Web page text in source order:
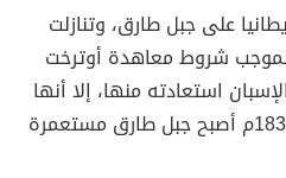
على جبل طارق، وتنازلت
بموجب شروط معاهدة أوترخت
الإسبان استعادته منها، إلا أنها
فشلت في ذلك، وفي عام 1830م أصبح جبل طارق مستعمرة